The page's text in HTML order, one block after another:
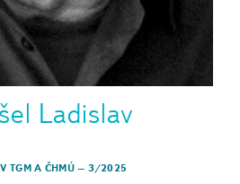
Ladislav
TGM A ČHMÚ– 3/2025